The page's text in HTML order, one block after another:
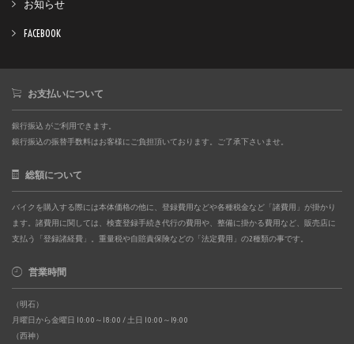
お知らせ
FACEBOOK
お支払いについて
銀行振込 がご利用できます。
銀行振込の振替手数料はお客様にご負担頂いております。ご了承下さいませ。
総額について
バイクを購入する際には本体価格の他に、登録費用などや各種税金など「諸費用」が掛かり
ます。諸費用に関しては、検査登録手続き代行の費用や、整備に掛かる費用など、販売店に
支払う「登録諸経費」。重量税や自賠責保険などの「法定費用」の2種類の事です。
営業時間
（明石）
月曜日から金曜日 10:00～18:00 / 土日 10:00～19:00
（西神）